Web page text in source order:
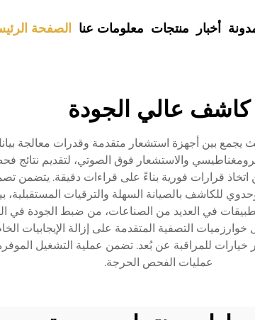
الصفحة معلومات عنا منتجات أخبار
كاشف عالي الجودة
يجمع بين أجهزة استشعار متقدمة وقدرات معالجة
والاستشعار فوق الصوتي، لتقديم نتائج
قرارات فورية بناءً على قراءات دقيقة. يتضمن
للكاشف بالصيانة السهلة والترقيات
في العديد من الصناعات، من ضبط الجودة في
خوارزميات التصفية المتقدمة على إزالة الإيجابيات
للمراقبة عن بُعد. تضمن عملية التشغيل
عمليات الفحص الحرجة.